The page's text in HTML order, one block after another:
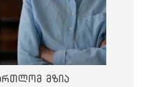
მზია